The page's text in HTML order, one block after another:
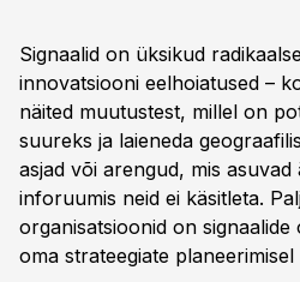
Signaalid on üksikud
innovatsiooni eelhoiatused –
näited muutustest, millel on
suureks ja laieneda
asjad või arengud, mis
inforuumis neid ei käsitleta.
organisatsioonid on signaalide
oma strateegiate